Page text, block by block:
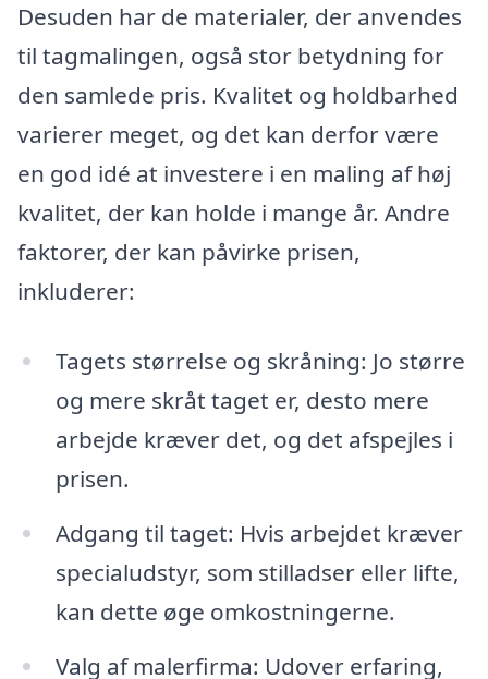
Desuden har de materialer, der anvendes
til tagmalingen, også stor betydning for
den samlede pris. Kvalitet og holdbarhed
varierer meget, og det kan derfor være
en god idé at investere i en maling af høj
kvalitet, der kan holde i mange år. Andre
faktorer, der kan påvirke prisen,
inkluderer:
Tagets størrelse og skråning: Jo større
og mere skråt taget er, desto mere
arbejde kræver det, og det afspejles i
prisen.
Adgang til taget: Hvis arbejdet kræver
specialudstyr, som stilladser eller lifte,
kan dette øge omkostningerne.
Valg af malerfirma: Udover erfaring,